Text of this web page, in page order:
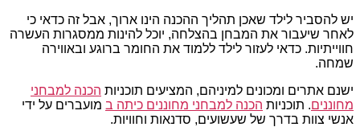
יש להסביר לילד שאכן תהליך ההכנה הינו ארוך, אבל זה כדאי כי
לאחר שיעבור את המבחן בהצלחה, יוכל להינות ממסגרות העשרה
חווייתיות. כדאי לעזור לילד ללמוד את החומר ברוגע ובאווירה
שמחה.
ישנם אתרים ומכונים למיניהם, המציעים תוכניות הכנה למבחני
מחוננים. תוכניות הכנה למבחני מחוננים כיתה ב מועברים על ידי
אנשי צוות בדרך של שעשועים, סדנאות וחוויות.